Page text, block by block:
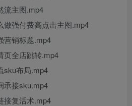
流主图.mp4
做强付费高点击主图.mp4
营销标题.mp4
页全店跳转.mp4
sku布局.mp4
承接sku.mp4
接复活术.mp4